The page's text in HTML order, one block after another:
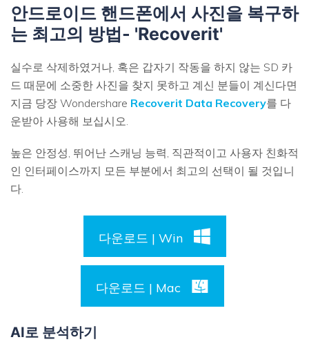
안드로이드 핸드폰에서 사진을 복구하
는 최고의 방법- 'Recoverit'
실수로 삭제하였거나, 혹은 갑자기 작동을 하지 않는 SD 카
드 때문에 소중한 사진을 찾지 못하고 계신 분들이 계신다면
지금 당장 Wondershare Recoverit Data Recovery를 다
운받아 사용해 보십시오.
높은 안정성, 뛰어난 스캐닝 능력, 직관적이고 사용자 친화적
인 인터페이스까지 모든 부분에서 최고의 선택이 될 것입니
다.
다운로드 | Win
다운로드 | Mac
AI로 분석하기